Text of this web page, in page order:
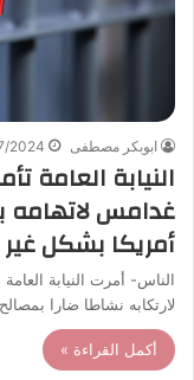
ابوبكر مصطفى 2024
النيابة
غدامس لاتهامه
أمريكا بشكل
الناس- أمرت النيابة
لارتكابه نشاطا ضارا
أكمل القراءة »